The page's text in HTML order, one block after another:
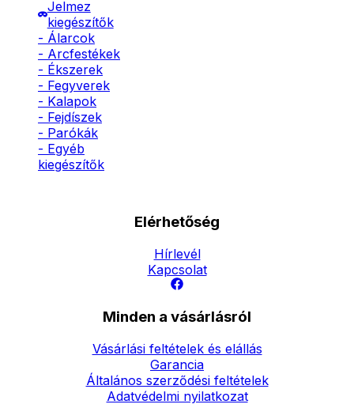
Jelmez
kiegészítők
- Álarcok
- Arcfestékek
- Ékszerek
- Fegyverek
- Kalapok
- Fejdíszek
- Parókák
- Egyéb
kiegészítők
Elérhetőség
Hírlevél
Kapcsolat
Minden a vásárlásról
Vásárlási feltételek és elállás
Garancia
Általános szerződési feltételek
Adatvédelmi nyilatkozat